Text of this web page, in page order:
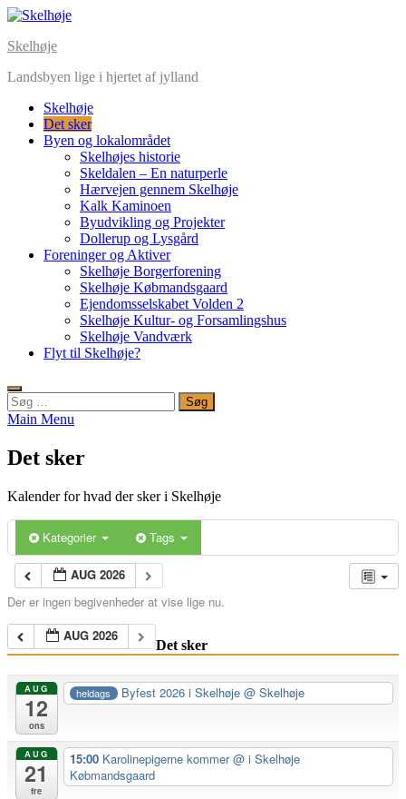
Skip
content
Skelhøje
Landsbyen lige i hjertet af jylland
Skelhøje
Det sker
Byen og lokalområdet
Skelhøjes historie
Skeldalen – En naturperle
Hærvejen gennem Skelhøje
Kalk Kaminoen
Byudvikling og Projekter
Dollerup og Lysgård
Foreninger og Aktiver
Skelhøje Borgerforening
Skelhøje Købmandsgaard
Ejendomsselskabet Volden 2
Skelhøje Kultur- og Forsamlingshus
Skelhøje Vandværk
Flyt til Skelhøje?
Søg
efter:
Main Menu
Det sker
Kalender for hvad der sker i Skelhøje
Kategorier Tags
AUG 2026
Der er ingen begivenheder at vise lige nu.
AUG 2026
Det sker
AUG
12
ons
heldags Byfest 2026 i Skelhøje@ Skelhøje
AUG
21
fre
15:00 Karolinepigerne kommer@ i Skelhøje
Købmandsgaard